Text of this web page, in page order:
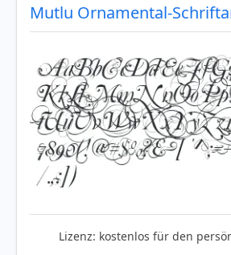
Mutlu Ornamental-
Lizenz: kostenlos für den